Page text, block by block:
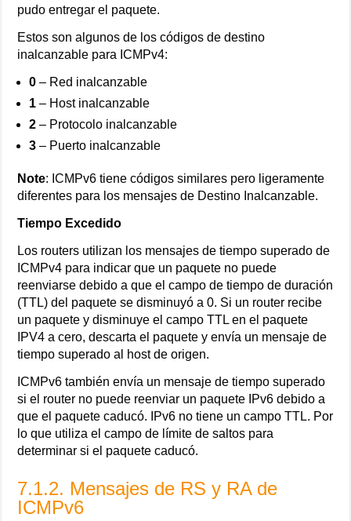
pudo entregar el paquete.
Estos son algunos de los códigos de destino
inalcanzable para ICMPv4:
0 – Red inalcanzable
1 – Host inalcanzable
2 – Protocolo inalcanzable
3 – Puerto inalcanzable
Note: ICMPv6 tiene códigos similares pero ligeramente
diferentes para los mensajes de Destino Inalcanzable.
Tiempo Excedido
Los routers utilizan los mensajes de tiempo superado de
ICMPv4 para indicar que un paquete no puede
reenviarse debido a que el campo de tiempo de duración
(TTL) del paquete se disminuyó a 0. Si un router recibe
un paquete y disminuye el campo TTL en el paquete
IPV4 a cero, descarta el paquete y envía un mensaje de
tiempo superado al host de origen.
ICMPv6 también envía un mensaje de tiempo superado
si el router no puede reenviar un paquete IPv6 debido a
que el paquete caducó. IPv6 no tiene un campo TTL. Por
lo que utiliza el campo de límite de saltos para
determinar si el paquete caducó.
7.1.2. Mensajes de RS y RA de
ICMPv6